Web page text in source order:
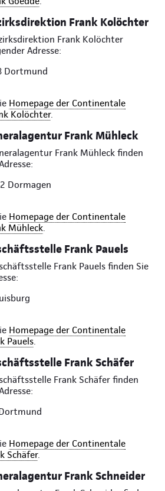
Frank Kolöchter
Frank Kolöchter
Adresse:
Dortmund
Homepage der Continentale
Kolöchter.
Frank Mühleck
Frank Mühleck finden
Dormagen
Homepage der Continentale
Mühleck.
Frank Pauels
Frank Pauels finden Sie
Homepage der Continentale
Pauels.
Frank Schäfer
Frank Schäfer finden
Homepage der Continentale
Schäfer.
Frank Schneider